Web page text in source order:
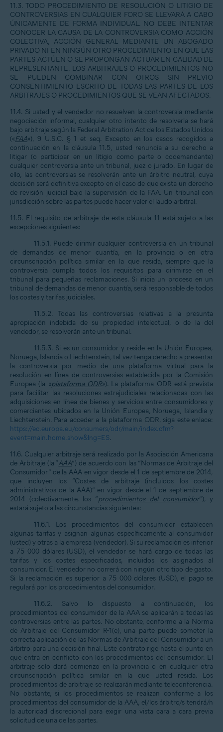
11.3. TODO PROCEDIMIENTO DE RESOLUCIÓN O LITIGIO DE
CONTROVERSIAS EN CUALQUIER FORO SE LLEVARÁ A CABO
ÚNICAMENTE DE FORMA INDIVIDUAL. NO DEBE INTENTAR
CONOCER LA CAUSA DE LA CONTROVERSIA COMO ACCIÓN
COLECTIVA, ACCIÓN GENERAL MEDIANTE UN ABOGADO
PRIVADO NI EN NINGÚN OTRO PROCEDIMIENTO EN QUE LAS
PARTES ACTÚEN O SE PROPONGAN ACTUAR EN CALIDAD DE
REPRESENTANTE. LOS ARBITRAJES O PROCEDIMIENTOS NO
SE PUEDEN COMBINAR CON OTROS SIN PREVIO
CONSENTIMIENTO ESCRITO DE TODAS LAS PARTES DE LOS
ARBITRAJES O PROCEDIMIENTOS QUE SE VEAN AFECTADOS.
11.4. Si usted y el vendedor no resuelven la controversia mediante
negociación informal, cualquier otro intento de resolverla se hará
bajo arbitraje según la Federal Arbitration Act de los Estados Unidos
(«FAA»), 9 U.S.C. § 1 et seq. Excepto en los casos recogidos a
continuación en la cláusula 11.5, usted renuncia a su derecho a
litigar (o participar en un litigio como parte o codemandante)
cualquier controversia ante un tribunal, juez o jurado. En lugar de
ello, las controversias se resolverán ante un árbitro neutral, cuya
decisión será definitiva excepto en el caso de que exista un derecho
de revisión judicial bajo la supervisión de la FAA. Un tribunal con
jurisdicción sobre las partes puede hacer valer el laudo arbitral.
11.5. El requisito de arbitraje de esta cláusula 11 está sujeto a las
excepciones siguientes:
11.5.1. Puede dirimir cualquier controversia en un tribunal
de demandas de menor cuantía, en la provincia o en otra
circunscripción política similar en la que resida, siempre que la
controversia cumpla todos los requisitos para dirimirse en el
tribunal para pequeñas reclamaciones. Si inicia un proceso en un
tribunal de demandas de menor cuantía, será responsable de todos
los costes y tarifas judiciales.
11.5.2. Todas las controversias relativas a la presunta
apropiación indebida de su propiedad intelectual, o de la del
vendedor, se resolverán ante un tribunal.
11.5.3. Si es un consumidor y reside en la Unión Europea,
Noruega, Islandia o Liechtenstein, tal vez tenga derecho a presentar
la controversia por medio de una plataforma virtual para la
resolución en línea de controversias establecida por la Comisión
Europea (la «plataforma ODR»). La plataforma ODR está prevista
para facilitar las resoluciones extrajudiciales relacionadas con las
adquisiciones en línea de bienes y servicios entre consumidores y
comerciantes ubicados en la Unión Europea, Noruega, Islandia y
Liechtenstein. Para acceder a la plataforma ODR, siga este enlace:
https://ec.europa.eu/consumers/odr/main/index.cfm?
event=main.home.show&lng=ES.
11.6. Cualquier arbitraje será realizado por la Asociación Americana
de Arbitraje (la “AAA”) de acuerdo con las “Normas de Arbitraje del
Consumidor” de la AAA en vigor desde el 1 de septiembre de 2014,
que incluyen los “Costes de arbitraje (incluidos los costes
administrativos de la AAA)” en vigor desde el 1 de septiembre de
2014 (colectivamente, los “procedimientos del consumidor”), y
estará sujeto a las circunstancias siguientes:
11.6.1. Los procedimientos del consumidor establecen
algunas tarifas y asignan algunas específicamente al consumidor
(usted) y otras a la empresa (vendedor). Si su reclamación es inferior
a 75 000 dólares (USD), el vendedor se hará cargo de todas las
tarifas y los costes especificados, incluidos los asignados al
consumidor. El vendedor no correrá con ningún otro tipo de gasto.
Si la reclamación es superior a 75 000 dólares (USD), el pago se
regulará por los procedimientos del consumidor.
11.6.2. Salvo lo dispuesto a continuación, los
procedimientos del consumidor de la AAA se aplicarán a todas las
controversias entre las partes. No obstante, conforme a la Norma
de Arbitraje del Consumidor R-1(e), una parte puede someter la
correcta aplicación de las Normas de Arbitraje del Consumidor a un
árbitro para una decisión final. Este contrato rige hasta el punto en
que entra en conflicto con los procedimientos del consumidor. El
arbitraje solo dará comienzo en la provincia o en cualquier otra
circunscripción política similar en la que usted resida. Los
procedimientos de arbitraje se realizarán mediante teleconferencia.
No obstante, si los procedimientos se realizan conforme a los
procedimientos del consumidor de la AAA, el/los árbitro/s tendrá/n
la autoridad discrecional para exigir una vista cara a cara previa
solicitud de una de las partes.